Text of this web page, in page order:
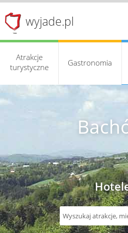
wyjade.pl
Atrakcje
turystyczne
Gastronomia